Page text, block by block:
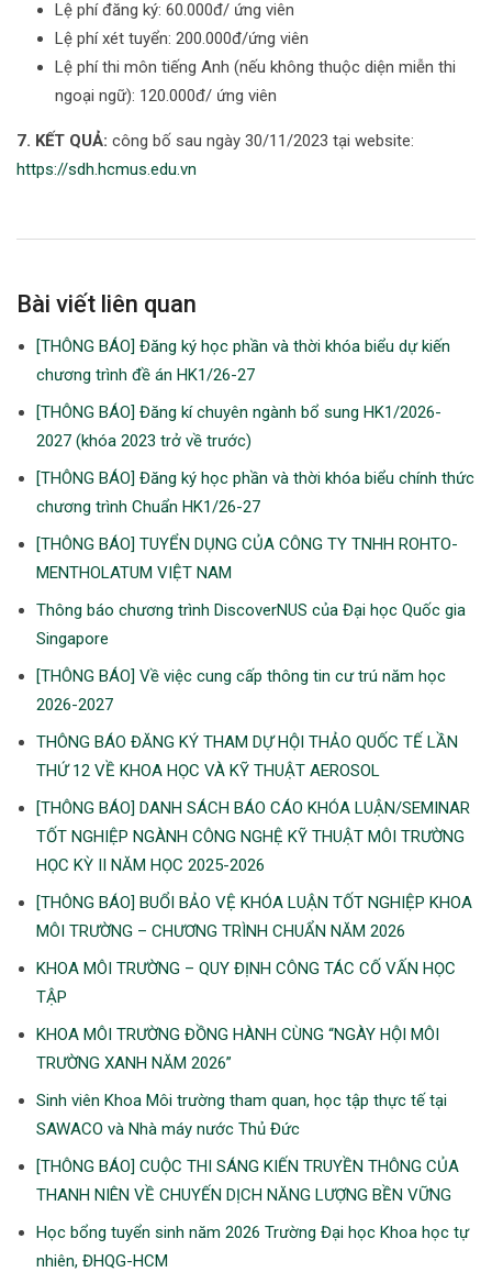
Lệ phí đăng ký: 60.000đ/ ứng viên
Lệ phí xét tuyển: 200.000đ/ứng viên
Lệ phí thi môn tiếng Anh (nếu không thuộc diện miễn thi
ngoại ngữ): 120.000đ/ ứng viên
7. KẾT QUẢ: công bố sau ngày 30/11/2023 tại website:
https://sdh.hcmus.edu.vn
Bài viết liên quan
[THÔNG BÁO] Đăng ký học phần và thời khóa biểu dự kiến
chương trình đề án HK1/26-27
[THÔNG BÁO] Đăng kí chuyên ngành bổ sung HK1/2026-
2027 (khóa 2023 trở về trước)
[THÔNG BÁO] Đăng ký học phần và thời khóa biểu chính thức
chương trình Chuẩn HK1/26-27
[THÔNG BÁO] TUYỂN DỤNG CỦA CÔNG TY TNHH ROHTO-
MENTHOLATUM VIỆT NAM
Thông báo chương trình DiscoverNUS của Đại học Quốc gia
Singapore
[THÔNG BÁO] Về việc cung cấp thông tin cư trú năm học
2026-2027
THÔNG BÁO ĐĂNG KÝ THAM DỰ HỘI THẢO QUỐC TẾ LẦN
THỨ 12 VỀ KHOA HỌC VÀ KỸ THUẬT AEROSOL
[THÔNG BÁO] DANH SÁCH BÁO CÁO KHÓA LUẬN/SEMINAR
TỐT NGHIỆP NGÀNH CÔNG NGHỆ KỸ THUẬT MÔI TRƯỜNG
HỌC KỲ II NĂM HỌC 2025-2026
[THÔNG BÁO] BUỔI BẢO VỆ KHÓA LUẬN TỐT NGHIỆP KHOA
MÔI TRƯỜNG – CHƯƠNG TRÌNH CHUẨN NĂM 2026
KHOA MÔI TRƯỜNG – QUY ĐỊNH CÔNG TÁC CỐ VẤN HỌC
TẬP
KHOA MÔI TRƯỜNG ĐỒNG HÀNH CÙNG “NGÀY HỘI MÔI
TRƯỜNG XANH NĂM 2026”
Sinh viên Khoa Môi trường tham quan, học tập thực tế tại
SAWACO và Nhà máy nước Thủ Đức
[THÔNG BÁO] CUỘC THI SÁNG KIẾN TRUYỀN THÔNG CỦA
THANH NIÊN VỀ CHUYẾN DỊCH NĂNG LƯỢNG BỀN VỮNG
Học bổng tuyển sinh năm 2026 Trường Đại học Khoa học tự
nhiên, ĐHQG-HCM